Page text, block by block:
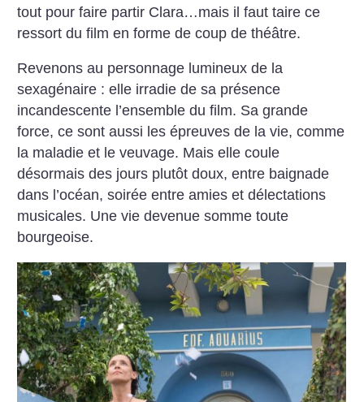
tout pour faire partir Clara…mais il faut taire ce
ressort du film en forme de coup de théâtre.
Revenons au personnage lumineux de la
sexagénaire : elle irradie de sa présence
incandescente l’ensemble du film. Sa grande
force, ce sont aussi les épreuves de la vie, comme
la maladie et le veuvage. Mais elle coule
désormais des jours plutôt doux, entre baignade
dans l’océan, soirée entre amies et délectations
musicales. Une vie devenue somme toute
bourgeoise.